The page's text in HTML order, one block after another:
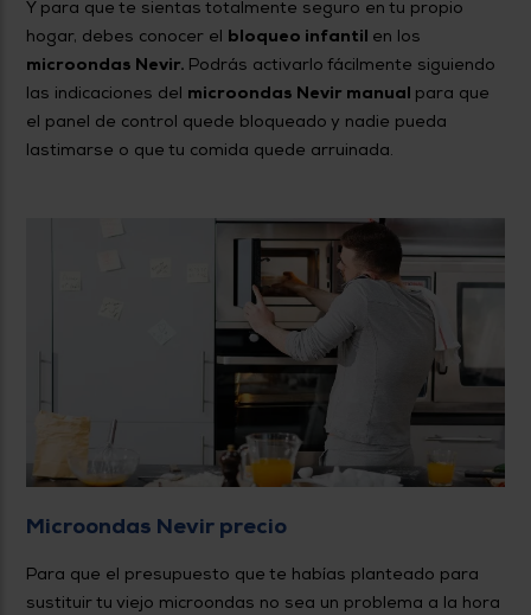
Y para que te sientas totalmente seguro en tu propio
hogar, debes conocer el bloqueo infantil en los
microondas Nevir. Podrás activarlo fácilmente siguiendo
las indicaciones del microondas Nevir manual para que
el panel de control quede bloqueado y nadie pueda
lastimarse o que tu comida quede arruinada.
Microondas Nevir precio
Para que el presupuesto que te habías planteado para
sustituir tu viejo microondas no sea un problema a la hora